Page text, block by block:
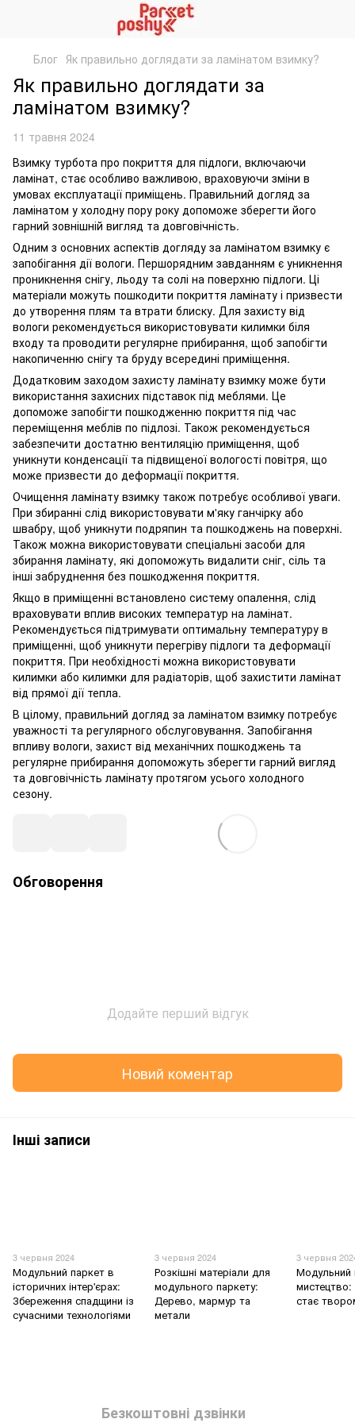
Блог Як правильно доглядати за ламінатом взимку?
Як правильно доглядати за
ламінатом взимку?
11 травня 2024
Взимку турбота про покриття для підлоги, включаючи
ламінат, стає особливо важливою, враховуючи зміни в
умовах експлуатації приміщень. Правильний догляд за
ламінатом у холодну пору року допоможе зберегти його
гарний зовнішній вигляд та довговічність.
Одним з основних аспектів догляду за ламінатом взимку є
запобігання дії вологи. Першорядним завданням є уникнення
проникнення снігу, льоду та солі на поверхню підлоги. Ці
матеріали можуть пошкодити покриття ламінату і призвести
до утворення плям та втрати блиску. Для захисту від
вологи рекомендується використовувати килимки біля
входу та проводити регулярне прибирання, щоб запобігти
накопиченню снігу та бруду всередині приміщення.
Додатковим заходом захисту ламінату взимку може бути
використання захисних підставок під меблями. Це
допоможе запобігти пошкодженню покриття під час
переміщення меблів по підлозі. Також рекомендується
забезпечити достатню вентиляцію приміщення, щоб
уникнути конденсації та підвищеної вологості повітря, що
може призвести до деформації покриття.
Очищення ламінату взимку також потребує особливої уваги.
При збиранні слід використовувати м'яку ганчірку або
швабру, щоб уникнути подряпин та пошкоджень на поверхні.
Також можна використовувати спеціальні засоби для
збирання ламінату, які допоможуть видалити сніг, сіль та
інші забруднення без пошкодження покриття.
Якщо в приміщенні встановлено систему опалення, слід
враховувати вплив високих температур на ламінат.
Рекомендується підтримувати оптимальну температуру в
приміщенні, щоб уникнути перегріву підлоги та деформації
покриття. При необхідності можна використовувати
килимки або килимки для радіаторів, щоб захистити ламінат
від прямої дії тепла.
В цілому, правильний догляд за ламінатом взимку потребує
уважності та регулярного обслуговування. Запобігання
впливу вологи, захист від механічних пошкоджень та
регулярне прибирання допоможуть зберегти гарний вигляд
та довговічність ламінату протягом усього холодного
сезону.
Обговорення
Додайте перший відгук
Новий коментар
Інші записи
3 червня 2024
Модульний паркет в
історичних інтер'єрах:
Збереження спадщини із
сучасними технологіями
3 червня 2024
Розкішні матеріали для
модульного паркету:
Дерево, мармур та
метали
3 червня
Модульний
мистецтво:
стає
Безкоштовні дзвінки